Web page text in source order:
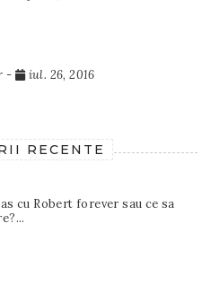
- iul. 26, 2016
RECENTE
cu Robert forever sau ce sa